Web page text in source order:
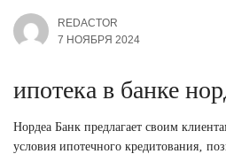
REDACTOR
7 НОЯБРЯ 2024
ипотека в банке
Нордеа Банк предлагает своим
условия ипотечного кредитования‚